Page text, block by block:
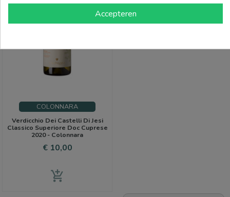
COLONNARA
Verdicchio Dei Castelli Di Jesi
Classico Superiore Doc Cuprese
2020 - Colonnara
Prijs
€ 10,00
add_shopping_cart
Accepteren